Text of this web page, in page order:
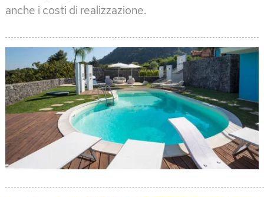
anche i costi di realizzazione.